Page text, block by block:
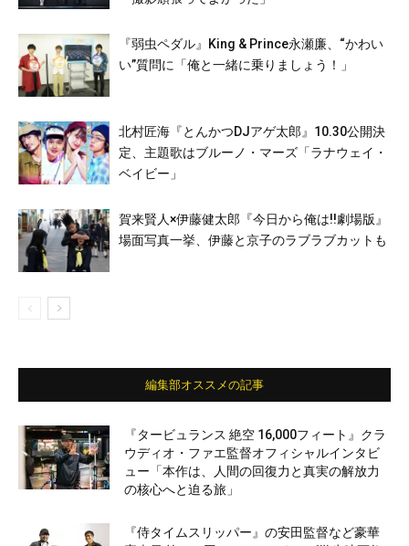
『弱虫ペダル』King & Prince永瀬廉、“かわい
い”質問に「俺と一緒に乗りましょう！」
北村匠海『とんかつDJアゲ太郎』10.30公開決
定、主題歌はブルーノ・マーズ「ラナウェイ・
ベイビー」
賀来賢人×伊藤健太郎『今日から俺は!!劇場版』
場面写真一挙、伊藤と京子のラブラブカットも
編集部オススメの記事
『タービュランス 絶空 16,000フィート』クラ
ウディオ・ファエ監督オフィシャルインタビ
ュー「本作は、人間の回復力と真実の解放力
の核心へと迫る旅」
『侍タイムスリッパー』の安田監督など豪華